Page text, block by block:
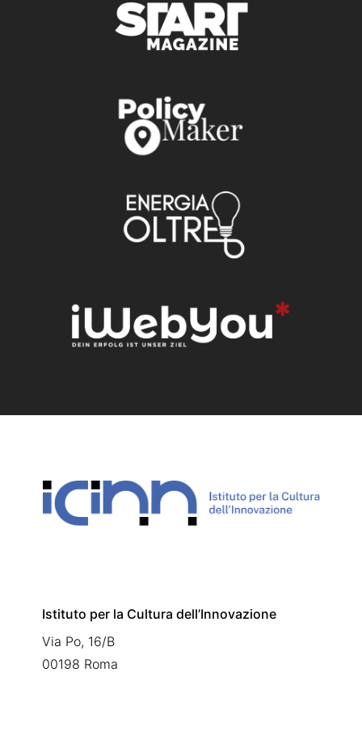
Istituto per la Cultura dell’Innovazione
Via Po, 16/B
00198 Roma